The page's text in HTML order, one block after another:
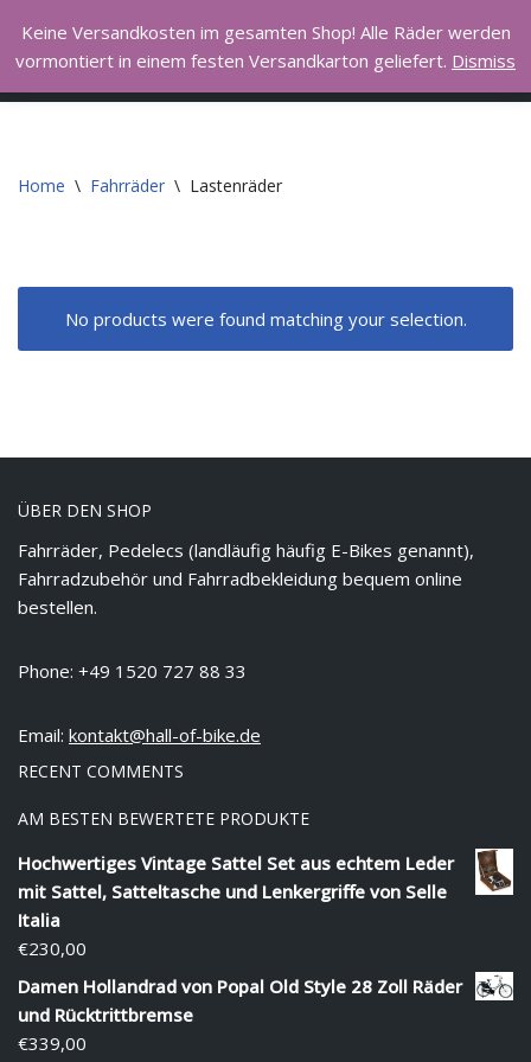
Skip
to
Hall of Bike
I love to ride my bicycle
Home \ Fahrräder \ Lastenräder
No products were found matching your selection.
ÜBER DEN SHOP
Fahrräder, Pedelecs (landläufig häufig E-Bikes genannt),
Fahrradzubehör und Fahrradbekleidung bequem online
bestellen.
Phone: +49 1520 727 88 33
Email: kontakt@hall-of-bike.de
RECENT COMMENTS
AM BESTEN BEWERTETE PRODUKTE
Hochwertiges Vintage Sattel Set aus echtem Leder
mit Sattel, Satteltasche und Lenkergriffe von Selle
Italia
€230,00
Damen Hollandrad von Popal Old Style 28 Zoll Räder
und Rücktrittbremse
€339,00
Keine Versandkosten im gesamten Shop! Alle Räder werden
vormontiert in einem festen Versandkarton geliefert. Dismiss